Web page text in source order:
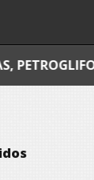
Y CALZADAS